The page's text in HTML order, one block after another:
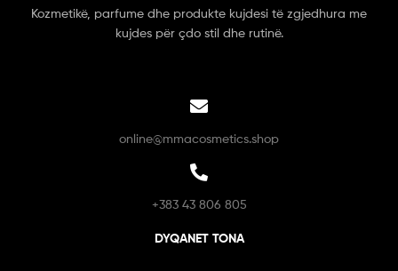
Kozmetikë, parfume dhe produkte kujdesi të zgjedhura me
kujdes për çdo stil dhe rutinë.
online@mmacosmetics.shop
+383 43 806 805
DYQANET TONA